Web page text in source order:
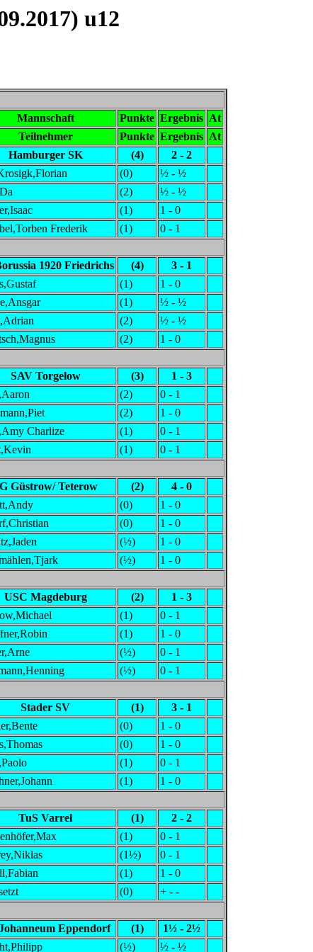
u12
Mannschaft Punkte Ergebnis At
Teilnehmer Punkte Ergebnis At
Hamburger SK (4)
2 - 2
(0)
½ - ½
(2)
½ - ½
(1)
1 - 0
Frederik (1) 0 - 1
1920 Friedrichs (4)
3 - 1
(1)
1 - 0
(1)
½ - ½
(2)
½ - ½
(2) 1 - 0
SAV Torgelow (3)
1 - 3
(2)
0 - 1
(2)
1 - 0
Charlize (1)
0 - 1
(1) 0 - 1
Güstrow/ Teterow (2)
4 - 0
(0)
1 - 0
(0)
1 - 0
(½)
1 - 0
(½) 1 - 0
USC Magdeburg (2)
1 - 3
(1)
0 - 1
(1)
1 - 0
(½)
0 - 1
(½) 0 - 1
Stader SV (1)
3 - 1
(0)
1 - 0
(0)
1 - 0
(1)
0 - 1
(1) 1 - 0
TuS Varrel (1)
2 - 2
(1)
0 - 1
(1½)
0 - 1
(1)
1 - 0
(0) + - -
Eppendorf (1)
1½ - 2½
(½) ½ - ½